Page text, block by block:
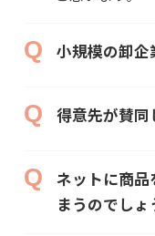
小規模の卸企
得意先が賛同
ネットに商品
まうのでしょ